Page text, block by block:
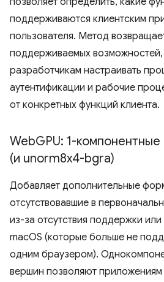
поддерживаются клиентским
пользователя. Метод
поддерживаемых возможностей,
разработчикам настраивать
аутентификации и рабочие
от конкретных функций клиента.
WebGPU: 1-
(и unorm8x4-bgra)
Добавляет дополнительные
отсутствовавшие в
из-за отсутствия поддержки
macOS (которые больше не
одним браузером).
вершин позволяют приложениям